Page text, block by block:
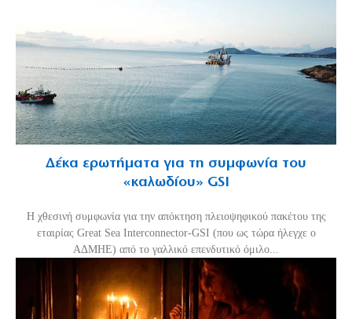
Δέκα ερωτήματα για τη συμφωνία του
«καλωδίου» GSI
Η χθεσινή συμφωνία για την απόκτηση πλειοψηφικού πακέτου της
εταιρίας Great Sea Interconnector-GSI (που ως τώρα ήλεγχε ο
ΑΔΜΗΕ) από το γαλλικό επενδυτικό όμιλο...